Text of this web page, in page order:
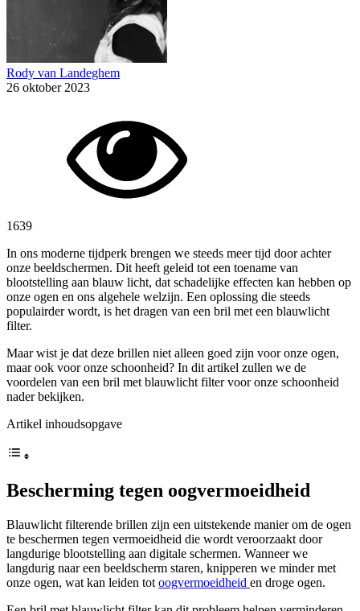
Rody van Landeghem
26 oktober 2023
1639
In ons moderne tijdperk brengen we steeds meer tijd door achter
onze beeldschermen. Dit heeft geleid tot een toename van
blootstelling aan blauw licht, dat schadelijke effecten kan hebben op
onze ogen en ons algehele welzijn. Een oplossing die steeds
populairder wordt, is het dragen van een bril met een blauwlicht
filter.
Maar wist je dat deze brillen niet alleen goed zijn voor onze ogen,
maar ook voor onze schoonheid? In dit artikel zullen we de
voordelen van een bril met blauwlicht filter voor onze schoonheid
nader bekijken.
Artikel inhoudsopgave
Bescherming tegen oogvermoeidheid
Blauwlicht filterende brillen zijn een uitstekende manier om de ogen
te beschermen tegen vermoeidheid die wordt veroorzaakt door
langdurige blootstelling aan digitale schermen. Wanneer we
langdurig naar een beeldscherm staren, knipperen we minder met
onze ogen, wat kan leiden tot oogvermoeidheid en droge ogen.